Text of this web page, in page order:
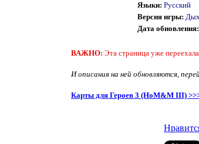
Языки: Русский
Версия игры:
Дата обновления:
ВАЖНО: Эта страница уже
И описания на ней обновляются,
Карты для Героев 3 (HoM&M III)